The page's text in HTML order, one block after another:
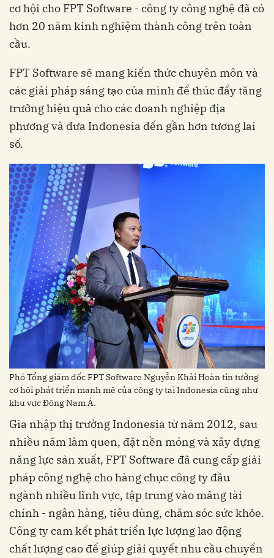
cơ hội cho FPT Software - công ty công nghệ đã có
hơn 20 năm kinh nghiệm thành công trên toàn
cầu.
FPT Software sẽ mang kiến thức chuyên môn và
các giải pháp sáng tạo của mình để thúc đẩy tăng
trưởng hiệu quả cho các doanh nghiệp địa
phương và đưa Indonesia đến gần hơn tương lai
số.
Phó Tổng giám đốc FPT Software Nguyễn Khải Hoàn tin tưởng
cơ hội phát triển mạnh mẽ của công ty tại Indonesia cũng như
khu vực Đông Nam Á.
Gia nhập thị trường Indonesia từ năm 2012, sau
nhiều năm làm quen, đặt nền móng và xây dựng
năng lực sản xuất, FPT Software đã cung cấp giải
pháp công nghệ cho hàng chục công ty đầu
ngành nhiều lĩnh vực, tập trung vào mảng tài
chính - ngân hàng, tiêu dùng, chăm sóc sức khỏe.
Công ty cam kết phát triển lực lượng lao động
chất lượng cao để giúp giải quyết nhu cầu chuyển